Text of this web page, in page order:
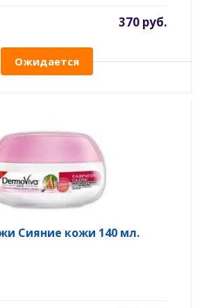
370 руб.
Ожидается
Сияние кожи 140 мл.